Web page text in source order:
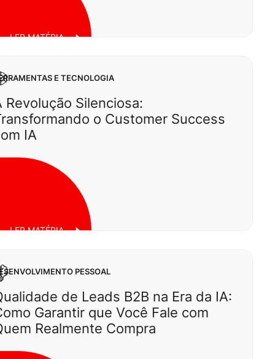
LER MATÉRIA
30 de julho de 2025
E TECNOLOGIA
Revolução Silenciosa:
o Customer Success
IA
LER MATÉRIA
25 de julho de 2025
PESSOAL
de Leads B2B na Era da IA:
Garantir que Você Fale com
Realmente Compra